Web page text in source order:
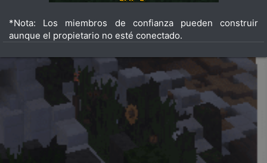
*Nota: Los miembros de confianza pueden construir
aunque el propietario no esté conectado.